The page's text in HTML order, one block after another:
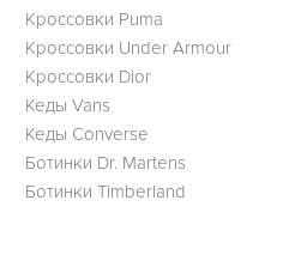
Кроссовки Puma
Кроссовки Under Armour
Кроссовки Dior
Кеды Vans
Кеды Converse
Ботинки Dr. Martens
Ботинки Timberland